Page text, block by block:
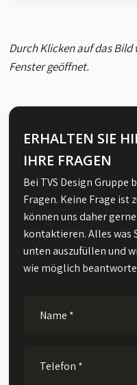
Durch Klicken auf das Bild
Fenster geöffnet.
ERHALTEN SIE
IHRE FRAGEN
​Bei TVS Design
Fragen. Keine Frage ist
können uns daher
kontaktieren. Alles was
unten auszufüllen und
wie möglich